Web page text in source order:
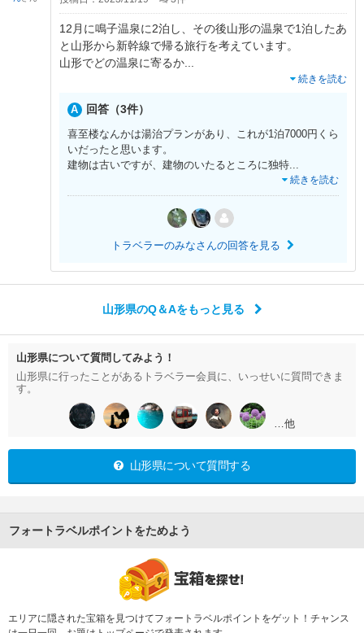
12月に鳴子温泉に2泊し、その後山形の温泉で1泊したあ
と山形から新幹線で帰る旅行を考えています。
山形でどの温泉に寄るか...
続きを読む
回答（3件）
喜至楼なんかは湯治プランがあり、これが1泊7000円くら
いだったと思います。
建物は古いですが、建物のいたるところに独特...
続きを読む
トラベラーのみなさんの回答を見る
山形県のQ＆Aをもっと見る
山形県について質問してみよう！
山形県に行ったことがあるトラベラー会員に、いっせいに質問できま
す。
…他
山形県について質問する
フォートラベルポイントをためよう
エリアに隠された宝箱を見つけてフォートラベルポイントをゲット！チャンス